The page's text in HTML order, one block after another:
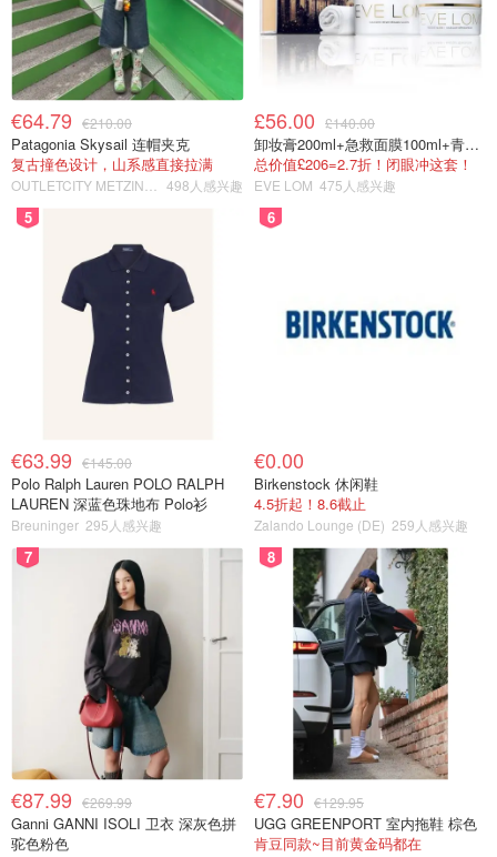
€64.79 €210.00
Patagonia Skysail 连帽夹克
复古撞色设计，山系感直接拉满
498人感兴趣
£56.00 £140.00
卸妆膏200ml+急救面膜100ml+青春面霜15ml
总价值£206=2.7折！闭眼冲这套！
EVE LOM 475人感兴趣
5
€63.99 €145.00
Polo Ralph Lauren POLO RALPH
LAUREN 深蓝色珠地布 Polo衫
Breuninger 295人感兴趣
6
€0.00
Birkenstock 休闲鞋
4.5折起！8.6截止
Zalando Lounge (DE) 259人感兴趣
7
€87.99 €269.99
Ganni GANNI ISOLI 卫衣 深灰色拼
驼色粉色
8
€7.90 €129.95
UGG GREENPORT 室内拖鞋 棕色
肯豆同款~目前黄金码都在